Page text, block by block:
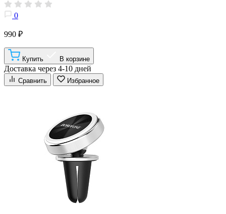
0
990 ₽
Купить В корзине
Доставка через 4-10 дней
Сравнить Избранное